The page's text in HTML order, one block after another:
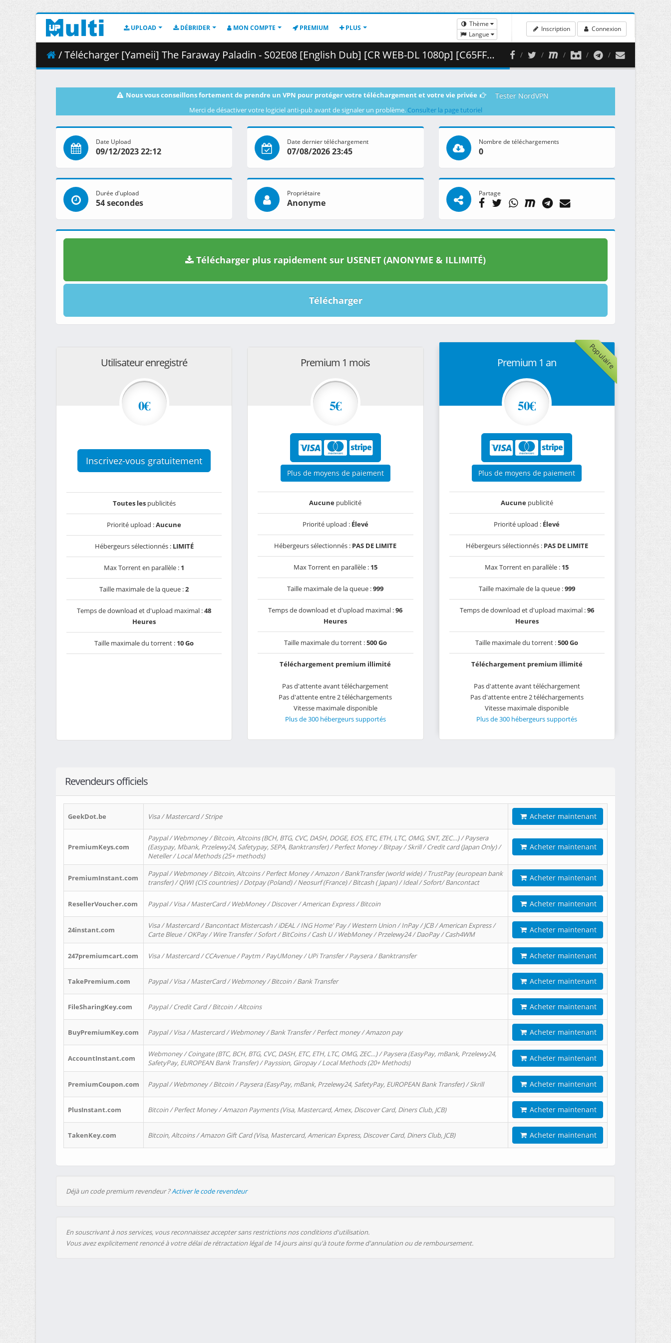
UPLOAD DÉBRIDER MON COMPTE PREMIUM PLUS
Thème
Langue
Inscription Connexion
/ Télécharger [Yameii] The Faraway Paladin - S02E08 [English Dub] [CR WEB-DL 1080p] [C65FF59E].mkv.001 ( 457.24 MB )
Nous vous conseillons fortement de prendre un VPN pour protéger votre téléchargement et votre vie privée Tester NordVPN
Merci de désactiver votre logiciel anti-pub avant de signaler un problème. Consulter la page tutoriel
Date Upload
09/12/2023 22:12
Date dernier téléchargement
07/08/2026 23:45
Nombre de téléchargements
0
Durée d'upload
54 secondes
Propriétaire
Anonyme
Partage
Télécharger plus rapidement sur USENET (ANONYME & ILLIMITÉ)
Télécharger
Utilisateur enregistré
0€
Inscrivez-vous gratuitement
Toutes lespublicités
Priorité upload :Aucune
Hébergeurs sélectionnés : LIMITÉ
Max Torrent en parallèle : 1
Taille maximale de la queue :2
Temps de download et d'upload maximal :48
Heures
Taille maximale du torrent : 10 Go
Premium 1 mois
5€
Plus de moyens de paiement
Aucune publicité
Priorité upload : Élevé
Hébergeurs sélectionnés : PAS DE LIMITE
Max Torrent en parallèle : 15
Taille maximale de la queue :999
Temps de download et d'upload maximal :96
Heures
Taille maximale du torrent :500 Go
Téléchargement premium illimité
Pas d'attente avant téléchargement
Pas d'attente entre 2 téléchargements
Vitesse maximale disponible
Plus de 300 hébergeurs supportés
Populaire
Premium 1 an
50€
Plus de moyens de paiement
Aucunepublicité
Priorité upload : Élevé
Hébergeurs sélectionnés : PAS DE LIMITE
Max Torrent en parallèle : 15
Taille maximale de la queue :999
Temps de download et d'upload maximal :96
Heures
Taille maximale du torrent :500 Go
Téléchargement premium illimité
Pas d'attente avant téléchargement
Pas d'attente entre 2 téléchargements
Vitesse maximale disponible
Plus de 300 hébergeurs supportés
Revendeurs officiels
GeekDot.be Visa / Mastercard / Stripe Acheter maintenant
PremiumKeys.com
Paypal / Webmoney / Bitcoin, Altcoins (BCH, BTG, CVC, DASH, DOGE, EOS, ETC, ETH, LTC, OMG, SNT, ZEC…) / Paysera
(Easypay, Mbank, Przelewy24, Safetypay, SEPA, Banktransfer) / Perfect Money / Bitpay / Skrill / Credit card (Japan Only) /
Neteller / Local Methods (25+ methods)
Acheter maintenant
PremiumInstant.com
Paypal / Webmoney / Bitcoin, Altcoins / Perfect Money / Amazon / BankTransfer (world wide) / TrustPay (european bank
transfer) / QIWI (CIS countries) / Dotpay (Poland) / Neosurf (France) / Bitcash ( Japan) / Ideal / Sofort/ Bancontact
Acheter maintenant
ResellerVoucher.com Paypal / Visa / MasterCard / WebMoney / Discover / American Express / Bitcoin Acheter maintenant
24instant.com
Visa / Mastercard / Bancontact Mistercash / iDEAL / ING Home' Pay / Western Union / InPay / JCB / American Express /
Carte Bleue / OKPay / Wire Transfer / Sofort / BitCoins / Cash U / WebMoney / Przelewy24 / DaoPay / Cash4WM
Acheter maintenant
247premiumcart.com Visa / Mastercard / CCAvenue / Paytm / PayUMoney / UPi Transfer / Paysera / Banktransfer Acheter maintenant
TakePremium.com Paypal / Visa / MasterCard / Webmoney / Bitcoin / Bank Transfer Acheter maintenant
FileSharingKey.com Paypal / Credit Card / Bitcoin / Altcoins Acheter maintenant
BuyPremiumKey.com Paypal / Visa / Mastercard / Webmoney / Bank Transfer / Perfect money / Amazon pay Acheter maintenant
AccountInstant.com
Webmoney / Coingate (BTC, BCH, BTG, CVC, DASH, ETC, ETH, LTC, OMG, ZEC…) / Paysera (EasyPay, mBank, Przelewy24,
SafetyPay, EUROPEAN Bank Transfer) / Payssion, Giropay / Local Methods (20+ Methods)
Acheter maintenant
PremiumCoupon.com Paypal / Webmoney / Bitcoin / Paysera (EasyPay, mBank, Przelewy24, SafetyPay, EUROPEAN Bank Transfer) / Skrill Acheter maintenant
PlusInstant.com Bitcoin / Perfect Money / Amazon Payments (Visa, Mastercard, Amex, Discover Card, Diners Club, JCB) Acheter maintenant
TakenKey.com Bitcoin, Altcoins / Amazon Gift Card (Visa, Mastercard, American Express, Discover Card, Diners Club, JCB) Acheter maintenant
Déjà un code premium revendeur ?Activer le code revendeur
En souscrivant à nos services, vous reconnaissez accepter sans restrictions nos conditions d'utilisation.
Vous avez explicitement renoncé à votre délai de rétractation légal de 14 jours ainsi qu'à toute forme d'annulation ou de remboursement.